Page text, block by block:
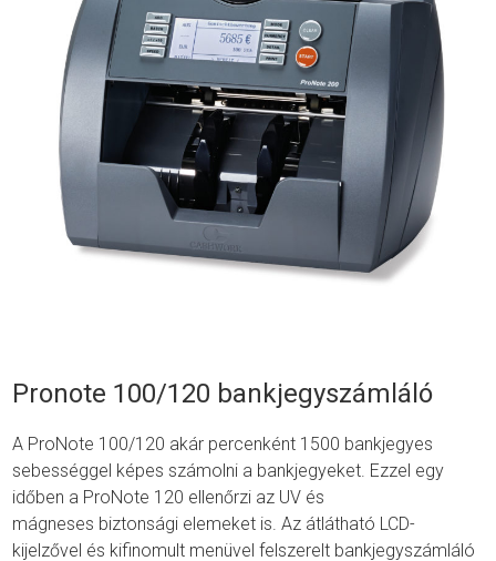
Pronote 100/120 bankjegyszámláló
A ProNote 100/120 akár percenként 1500 bankjegyes
sebességgel képes számolni a bankjegyeket. Ezzel egy
időben a ProNote 120 ellenőrzi az UV és
mágneses biztonsági elemeket is. Az átlátható LCD-
kijelzővel és kifinomult menüvel felszerelt bankjegyszámláló